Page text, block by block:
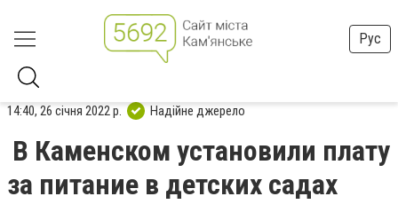
Рус
14:40, 26 січня 2022 р. Надійне джерело
В Каменском установили плату
за питание в детских садах